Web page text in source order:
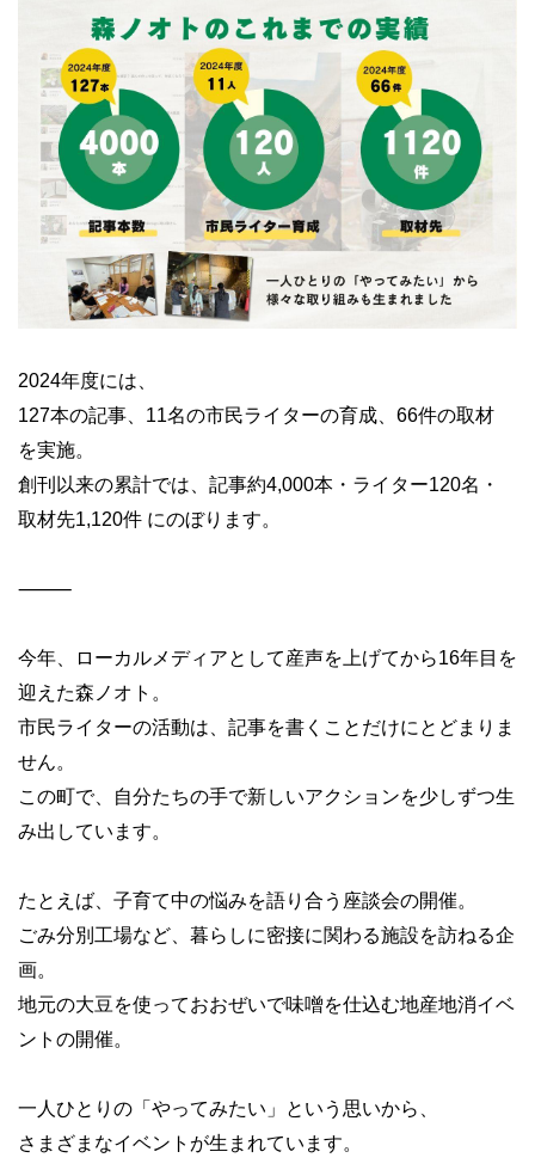
2024年度には、
127本の記事、11名の市民ライターの育成、66件の取材
を実施。
創刊以来の累計では、記事約4,000本・ライター120名・
取材先1,120件 にのぼります。
⸻
今年、ローカルメディアとして産声を上げてから16年目を
迎えた森ノオト。
市民ライターの活動は、記事を書くことだけにとどまりま
せん。
この町で、自分たちの手で新しいアクションを少しずつ生
み出しています。
たとえば、子育て中の悩みを語り合う座談会の開催。
ごみ分別工場など、暮らしに密接に関わる施設を訪ねる企
画。
地元の大豆を使っておおぜいで味噌を仕込む地産地消イベ
ントの開催。
一人ひとりの「やってみたい」という思いから、
さまざまなイベントが生まれています。